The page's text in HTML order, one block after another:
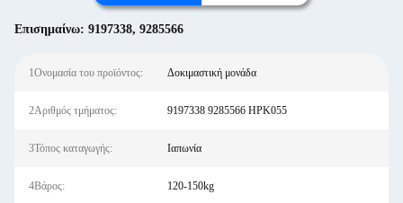
Επισημαίνω: 9197338, 9285566
1Ονομασία του προϊόντος: Δοκιμαστική μονάδα
2Αριθμός τμήματος: 9197338 9285566 HPK055
3Τόπος καταγωγής: Ιαπωνία
4Βάρος: 120-150kg